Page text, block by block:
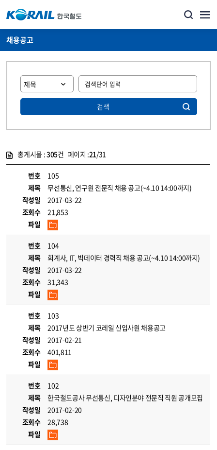
채용공고
검색
총게시물 :305건 페이지 :21/31
번호
105
제목
무선통신, 연구원 전문직 채용 공고(~4.10 14:00까지)
작성일
2017-03-22
조회수
21,853
파일
번호
104
제목
회계사, IT, 빅데이터 경력직 채용 공고(~4.10 14:00까지)
작성일
2017-03-22
조회수
31,343
파일
번호
103
제목
2017년도 상반기 코레일 신입사원 채용공고
작성일
2017-02-21
조회수
401,811
파일
번호
102
제목
한국철도공사 무선통신, 디자인분야 전문직 직원 공개모집
작성일
2017-02-20
조회수
28,738
파일